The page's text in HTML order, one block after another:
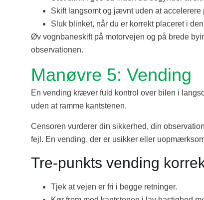
Skift langsomt og jævnt uden at accelerere
Sluk blinket, når du er korrekt placeret i
Øv vognbaneskift på motorvejen og på brede
observationen.
Manøvre 5: Vending
En vending kræver fuld kontrol over bilen i
uden at ramme kantstenen.
Censoren vurderer din sikkerhed, din
fejl. En vending, der er usikker eller
Tre-punkts vending
Tjek at vejen er fri i begge retninger.